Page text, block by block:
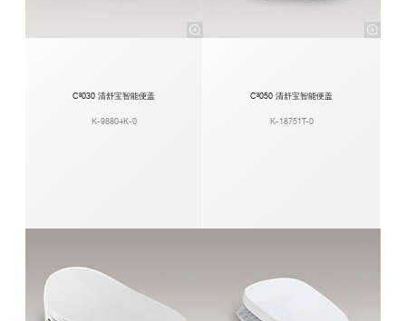
C³030 清舒宝智能便盖
K-98804K-0
C³050 清舒宝智能便盖
K-18751T-0